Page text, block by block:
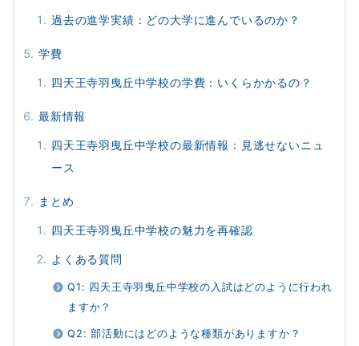
過去の進学実績：どの大学に進んでいるのか？
学費
四天王寺羽曳丘中学校の学費：いくらかかるの？
最新情報
四天王寺羽曳丘中学校の最新情報：見逃せないニュ
ース
まとめ
四天王寺羽曳丘中学校の魅力を再確認
よくある質問
Q1: 四天王寺羽曳丘中学校の入試はどのように行われ
ますか？
Q2: 部活動にはどのような種類がありますか？